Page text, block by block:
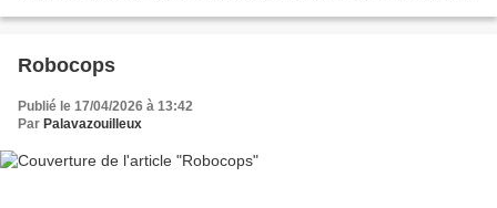
Robocops
Publié le 17/04/2026 à 13:42
Par Palavazouilleux